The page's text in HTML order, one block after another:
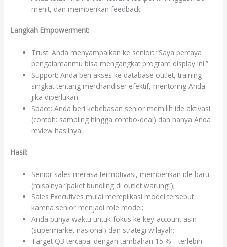
menit, dan memberikan feedback.
Langkah Empowerment:
Trust: Anda menyampaikan ke senior: “Saya percaya
pengalamanmu bisa mengangkat program display ini.”
Support: Anda beri akses ke database outlet, training
singkat tentang merchandiser efektif, mentoring Anda
jika diperlukan.
Space: Anda beri kebebasan senior memilih ide aktivasi
(contoh: sampling hingga combo-deal) dan hanya Anda
review hasilnya.
Hasil:
Senior sales merasa termotivasi, memberikan ide baru
(misalnya “paket bundling di outlet warung”);
Sales Executives mulai mereplikasi model tersebut
karena senior menjadi role model;
Anda punya waktu untuk fokus ke key‐account asin
(supermarket nasional) dan strategi wilayah;
Target Q3 tercapai dengan tambahan 15 %—terlebih